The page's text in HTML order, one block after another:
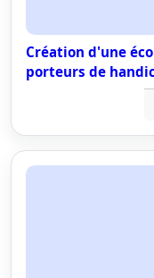
Création d'une
porteurs de